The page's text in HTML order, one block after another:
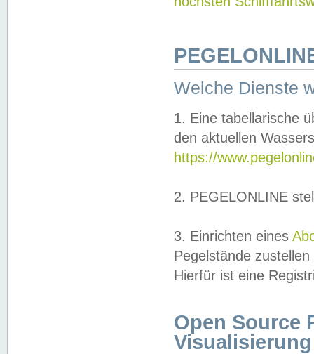
Welche Dienste
1. Eine tabellarische
den aktuellen
https://
2. PEGELONLINE
3. Einrichten eines
Pegelstände
Hierfür ist eine
Open Source
Visualisierung